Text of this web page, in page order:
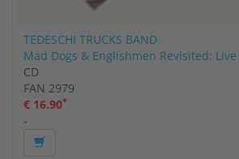
TEDESCHI TRUCKS BAND
Mad Dogs & Englishmen Revisited: Live
CD
FAN 2979
€ 16.90*
-